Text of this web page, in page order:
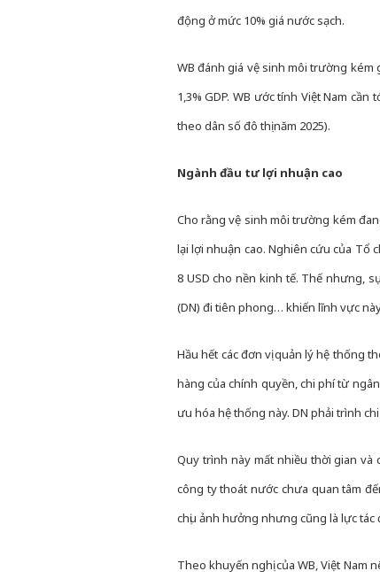
động ở mức 10% giá nước sạch.
WB đánh giá vệ sinh môi trường kém
1,3% GDP. WB ước tính Việt Nam
theo dân số đô thị năm 2025).
Ngành đầu tư lợi nhuận cao
Cho rằng vệ sinh môi trường kém
lại lợi nhuận cao. Nghiên cứu của Tổ
8 USD cho nền kinh tế. Thế nhưng,
(DN) đi tiên phong… khiến lĩnh vực
Hầu hết các đơn vị quản lý hệ thống
hàng của chính quyền, chi phí từ
ưu hóa hệ thống này. DN phải trình
Quy trình này mất nhiều thời gian
công ty thoát nước chưa quan tâm
chịu ảnh hưởng nhưng cũng là lực
Theo khuyến nghị của WB, Việt Nam